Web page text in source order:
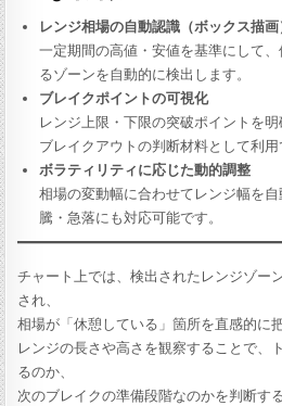
レンジ相場の自動認識（ボックス描画
一定期間の高値・安値を基準にして
るゾーンを自動的に検出します。
ブレイクポイントの可視化
レンジ上限・下限の突破ポイントを
ブレイクアウトの判断材料として利用
ボラティリティに応じた動的調整
相場の変動幅に合わせてレンジ幅を
騰・急落にも対応可能です。
チャート上では、検出されたレンジゾー
され、
相場が「休憩している」箇所を直感的に
レンジの長さや高さを観察することで、
るのか、
次のブレイクの準備段階なのかを判断す